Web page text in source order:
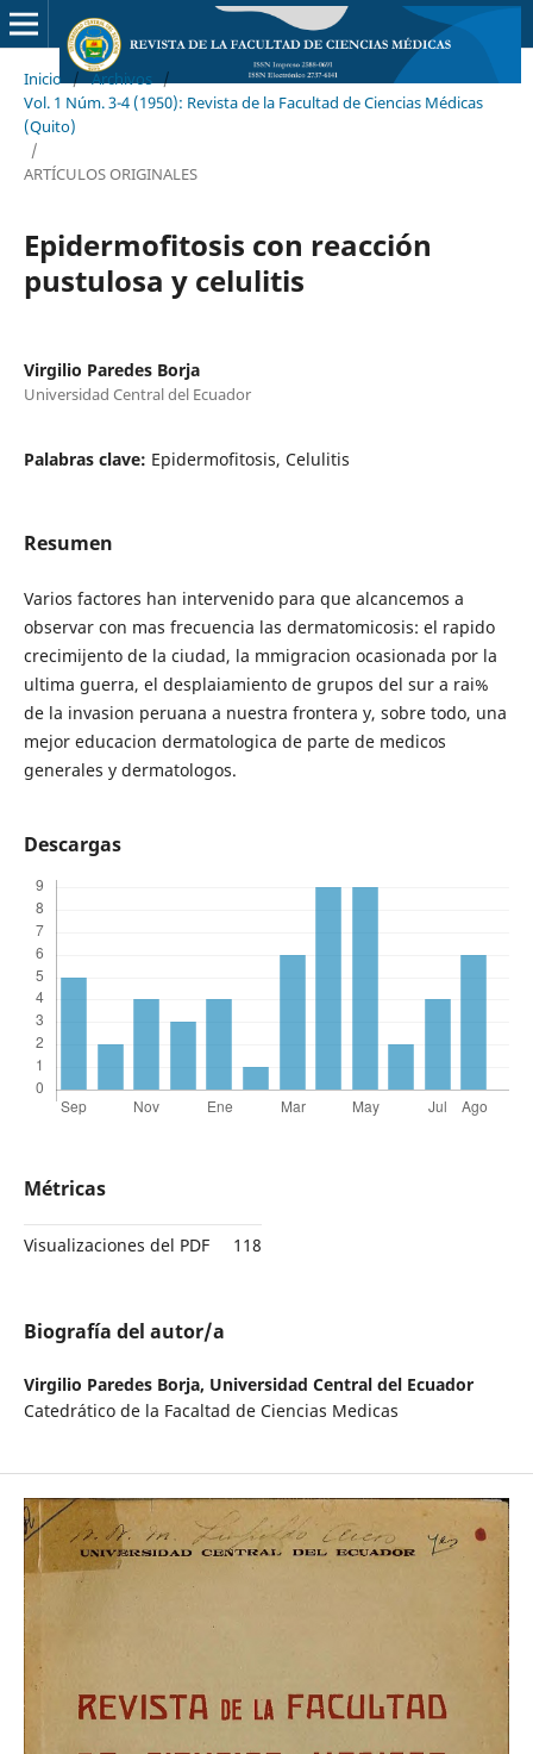
Inicio / Archivos /
Vol. 1 Núm. 3-4 (1950): Revista de la Facultad de Ciencias Médicas
(Quito)
/
ARTÍCULOS ORIGINALES
Epidermofitosis con reacción
pustulosa y celulitis
Virgilio Paredes Borja
Universidad Central del Ecuador
Palabras clave: Epidermofitosis, Celulitis
Resumen
Varios factores han intervenido para que alcancemos a
observar con mas frecuencia las dermatomicosis: el rapido
crecimijento de la ciudad, la mmigracion ocasionada por la
ultima guerra, el desplaiamiento de grupos del sur a rai%
de la invasion peruana a nuestra frontera y, sobre todo, una
mejor educacion dermatologica de parte de medicos
generales y dermatologos.
Descargas
Métricas
Visualizaciones del PDF 118
Biografía del autor/a
Virgilio Paredes Borja, Universidad Central del Ecuador
Catedrático de la Facaltad de Ciencias Medicas